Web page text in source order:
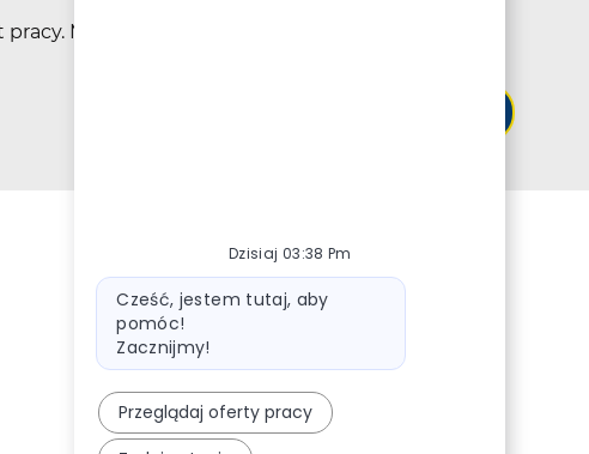
Mogę zrezygnować w dowolnym momencie.
Dzisiaj 03:38 Pm
Wiadomość bota
Cześć, jestem tutaj, aby
pomóc!
Zacznijmy!
Przeglądaj oferty pracy